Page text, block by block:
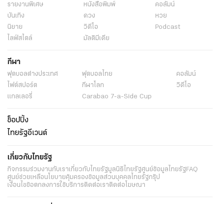
รายงานพิเศษ หนังสือพิมพ์
คอลัมน์
บันเทิง
ดวง
หวย
นิยาย
วิดีโอ
Podcast
ไลฟ์สไตล์
มัลติมีเดีย
กีฬา
ฟุตบอลต่่างประเทศ ฟุตบอลไทย
คอลัมน์
ไฟต์สปอร์ต
กีฬาโลก
วิดีโอ
แกลเลอรี่
Carabao 7-a-Side Cup
ช็อปปิ้ง
ไทยรัฐอีเวนต์
เกี่ยวกับไทยรัฐ
กิจกรรมร่วมงานกับเราเกี่ยวกับไทยรัฐมูลนิธิไทยรัฐศูนย์ข้อมูลไทยรัฐFAQ
ศูนย์ช่วยเหลือนโยบายคุ้มครองข้อมูลส่วนบุคคลไทยรัฐกรุ๊ป
เงื่อนไขข้อตกลงการใช้บริการติดต่อเราติดต่อโฆษณา